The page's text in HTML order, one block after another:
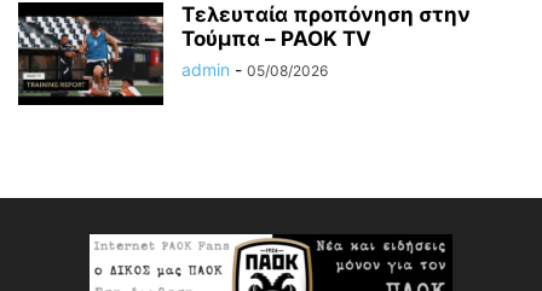
Τελευταία προπόνηση στην
Τούμπα – PAOK TV
admin - 05/08/2026